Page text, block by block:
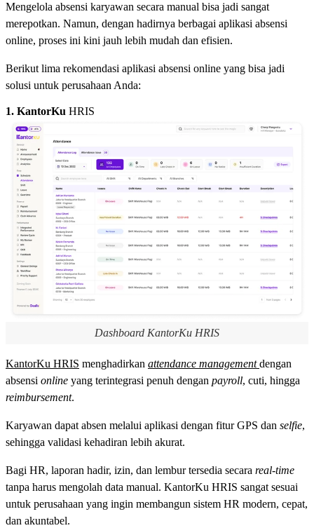
Mengelola absensi karyawan secara manual bisa jadi sangat
merepotkan. Namun, dengan hadirnya berbagai aplikasi absensi
online, proses ini kini jauh lebih mudah dan efisien.
Berikut lima rekomendasi aplikasi absensi online yang bisa jadi
solusi untuk perusahaan Anda:
1. KantorKu HRIS
Dashboard KantorKu HRIS
KantorKu HRIS menghadirkan attendance managementdengan
absensi online yang terintegrasi penuh dengan payroll, cuti, hingga
reimbursement.
Karyawan dapat absen melalui aplikasi dengan fitur GPS dan selfie,
sehingga validasi kehadiran lebih akurat.
Bagi HR, laporan hadir, izin, dan lembur tersedia secara real-time
tanpa harus mengolah data manual. KantorKu HRIS sangat sesuai
untuk perusahaan yang ingin membangun sistem HR modern, cepat,
dan akuntabel.